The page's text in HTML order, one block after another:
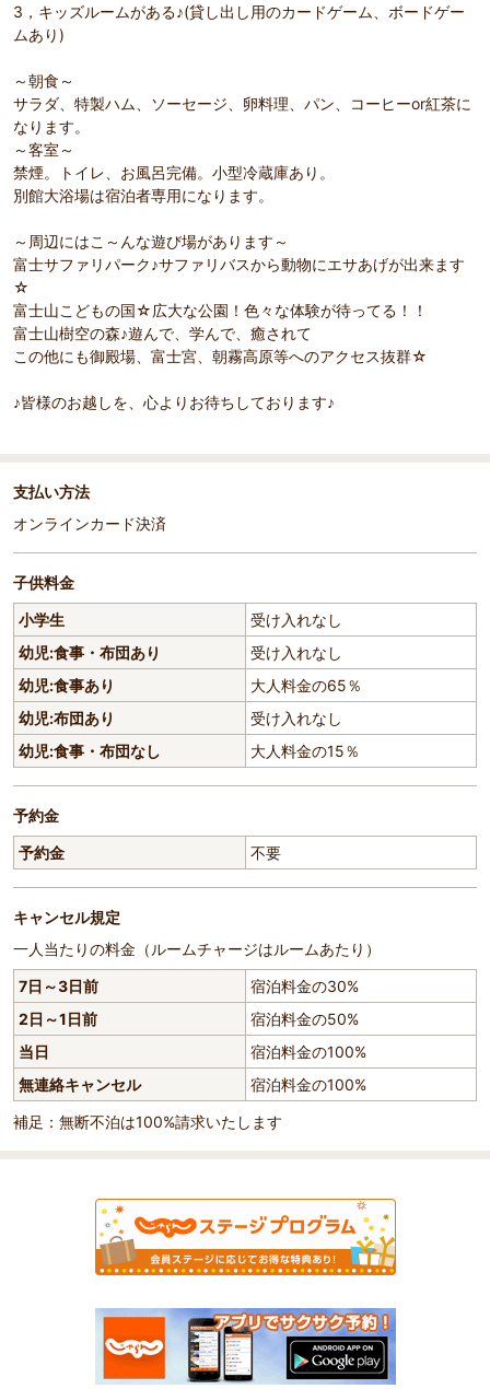
3，キッズルームがある♪(貸し出し用のカードゲーム、ボードゲー
ムあり)
～朝食～
サラダ、特製ハム、ソーセージ、卵料理、パン、コーヒーor紅茶に
なります。
～客室～
禁煙。トイレ、お風呂完備。小型冷蔵庫あり。
別館大浴場は宿泊者専用になります。
～周辺にはこ～んな遊び場があります～
富士サファリパーク♪サファリバスから動物にエサあげが出来ます
☆
富士山こどもの国☆広大な公園！色々な体験が待ってる！！
富士山樹空の森♪遊んで、学んで、癒されて
この他にも御殿場、富士宮、朝霧高原等へのアクセス抜群☆
♪皆様のお越しを、心よりお待ちしております♪
支払い方法
オンラインカード決済
子供料金
小学生
受け入れなし
幼児:食事・布団あり
受け入れなし
幼児:食事あり
大人料金の65％
幼児:布団あり
受け入れなし
幼児:食事・布団なし
大人料金の15％
予約金
予約金
不要
キャンセル規定
一人当たりの料金（ルームチャージはルームあたり）
7日～3日前
宿泊料金の30%
2日～1日前
宿泊料金の50%
当日
宿泊料金の100%
無連絡キャンセル
宿泊料金の100%
補足：無断不泊は100%請求いたします